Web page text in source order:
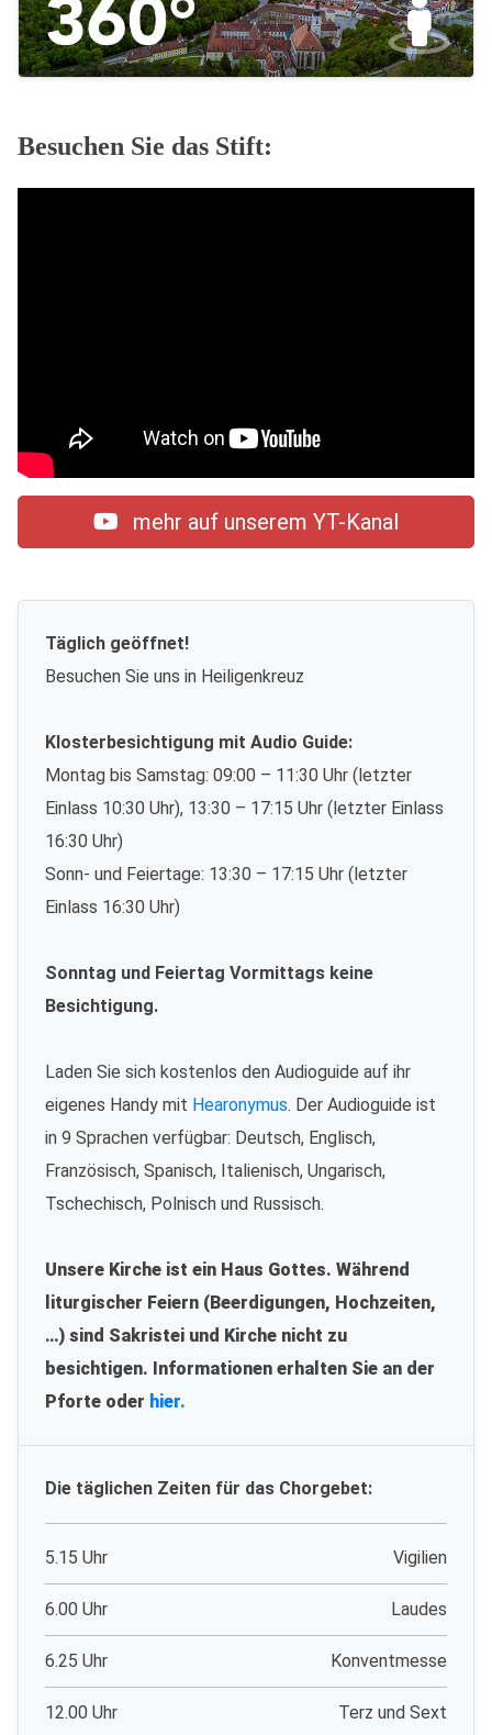
Besuchen Sie das Stift:
mehr auf unserem YT-Kanal
Täglich geöffnet!
Besuchen Sie uns in Heiligenkreuz
Klosterbesichtigung mit Audio Guide:
Montag bis Samstag: 09:00 – 11:30 Uhr (letzter
Einlass 10:30 Uhr), 13:30 – 17:15 Uhr (letzter Einlass
16:30 Uhr)
Sonn- und Feiertage: 13:30 – 17:15 Uhr (letzter
Einlass 16:30 Uhr)
Sonntag und Feiertag Vormittags keine
Besichtigung.
Laden Sie sich kostenlos den Audioguide auf ihr
eigenes Handy mit Hearonymus. Der Audioguide ist
in 9 Sprachen verfügbar: Deutsch, Englisch,
Französisch, Spanisch, Italienisch, Ungarisch,
Tschechisch, Polnisch und Russisch.
Unsere Kirche ist ein Haus Gottes. Während
liturgischer Feiern (Beerdigungen, Hochzeiten,
…) sind Sakristei und Kirche nicht zu
besichtigen. Informationen erhalten Sie an der
Pforte oder hier.
Die täglichen Zeiten für das Chorgebet:
5.15 Uhr Vigilien
6.00 Uhr Laudes
6.25 Uhr Konventmesse
12.00 Uhr Terz und Sext